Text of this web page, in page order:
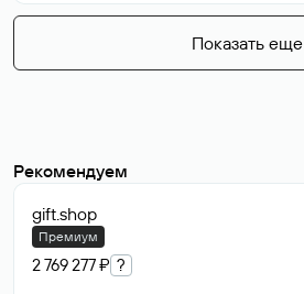
Показать еще
Рекомендуем
gift.shop
Премиум
2 769 277 ₽ ?